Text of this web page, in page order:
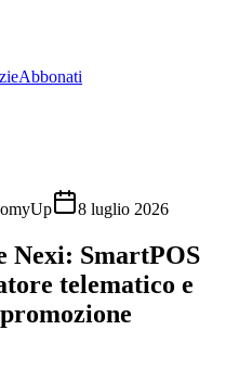
Abbonati
8 luglio 2026
Nexi: SmartPOS
telematico e